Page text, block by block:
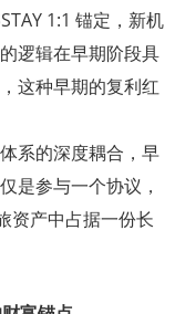
1:1 锚定，新机
逻辑在早期阶段具
这种早期的复利红
系的深度耦合，早
是参与一个协议，
资产中占据一份长